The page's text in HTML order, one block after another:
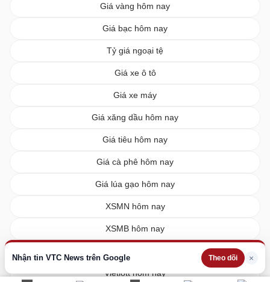
Nhận tin VTC News trên Google Theo dõi ×
Giá vàng hôm nay
Giá bạc hôm nay
Tỷ giá ngoại tệ
Giá xe ô tô
Giá xe máy
Giá xăng dầu hôm nay
Giá tiêu hôm nay
Giá cà phê hôm nay
Giá lúa gạo hôm nay
XSMN hôm nay
XSMB hôm nay
Vietlott hôm nay